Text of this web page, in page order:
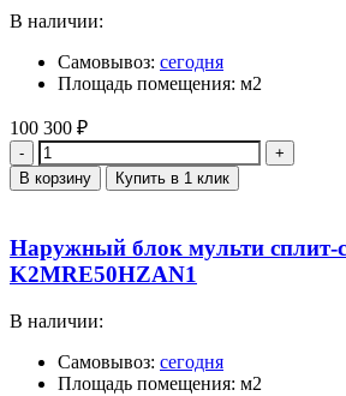
В наличии:
Самовывоз: сегодня
Площадь помещения: м2
100 300 ₽
Количество
В корзину Купить в 1 клик
Наружный блок мульти сплит-
K2MRE50HZAN1
В наличии:
Самовывоз: сегодня
Площадь помещения: м2